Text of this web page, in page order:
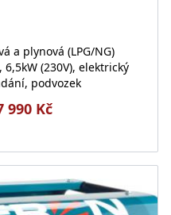
a plynová (LPG/NG)
6,5kW (230V), elektrický
podvozek
990 Kč